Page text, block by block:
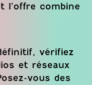
l’offre combine
vérifiez
et réseaux
vous des